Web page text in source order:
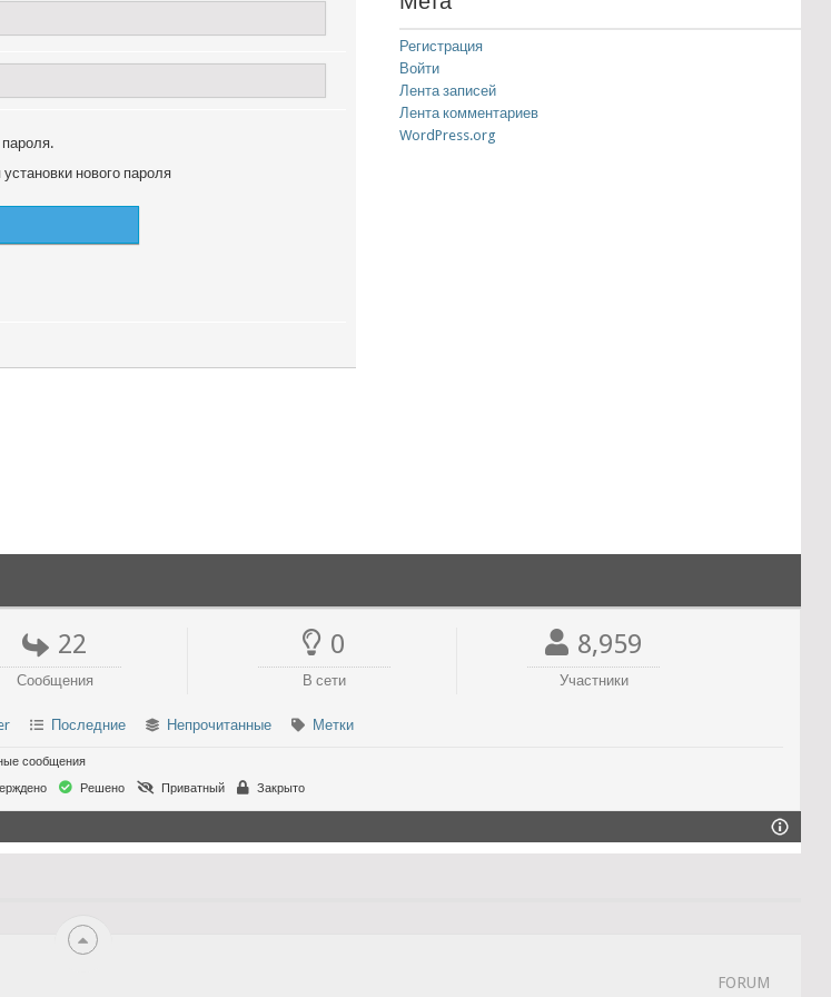
нового пароля
Регистрация
Войти
Лента записей
Лента комментариев
WordPress.org
22
Сообщения
0
В сети
8,959
Участники
Последние Непрочитанные Метки
сообщения
Решено Приватный Закрыто
FORUM